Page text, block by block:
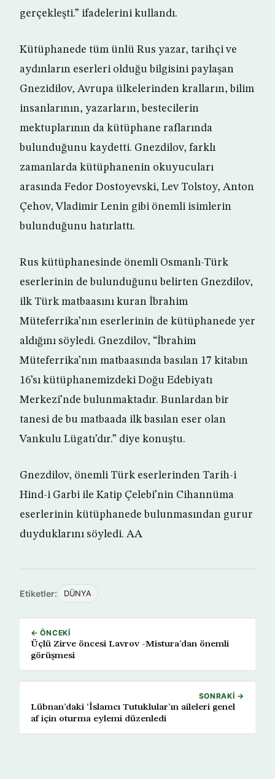
gerçekleşti.” ifadelerini kullandı.
Kütüphanede tüm ünlü Rus yazar, tarihçi ve
aydınların eserleri olduğu bilgisini paylaşan
Gnezidilov, Avrupa ülkelerinden kralların, bilim
insanlarının, yazarların, bestecilerin
mektuplarının da kütüphane raflarında
bulunduğunu kaydetti. Gnezdilov, farklı
zamanlarda kütüphanenin okuyucuları
arasında Fedor Dostoyevski, Lev Tolstoy, Anton
Çehov, Vladimir Lenin gibi önemli isimlerin
bulunduğunu hatırlattı.
Rus kütüphanesinde önemli Osmanlı-Türk
eserlerinin de bulunduğunu belirten Gnezdilov,
ilk Türk matbaasını kuran İbrahim
Müteferrika’nın eserlerinin de kütüphanede yer
aldığını söyledi. Gnezdilov, “İbrahim
Müteferrika’nın matbaasında basılan 17 kitabın
16’sı kütüphanemizdeki Doğu Edebiyatı
Merkezi’nde bulunmaktadır. Bunlardan bir
tanesi de bu matbaada ilk basılan eser olan
Vankulu Lügatı’dır.” diye konuştu.
Gnezdilov, önemli Türk eserlerinden Tarih-i
Hind-i Garbi ile Katip Çelebi’nin Cihannüma
eserlerinin kütüphanede bulunmasından gurur
duyduklarını söyledi. AA
Etiketler: DÜNYA
← ÖNCEKI
Üçlü Zirve öncesi Lavrov -Mistura’dan önemli
görüşmesi
SONRAKI →
Lübnan’daki ‘İslamcı Tutuklular’ın aileleri genel
af için oturma eylemi düzenledi